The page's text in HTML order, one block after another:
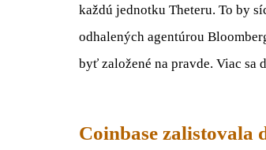
každú jednotku Theteru. To by
odhalených agentúrou
byť založené na pravde. Viac sa
Coinbase zalistovala